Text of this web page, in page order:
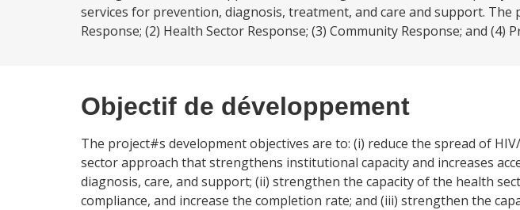
services for prevention, diagnosis, treatment, and care and support. The
Response; (2) Health Sector Response; (3) Community Response; and (4)
Objectif de développement
The project#s development objectives are to: (i) reduce the spread of
sector approach that strengthens institutional capacity and increases
diagnosis, care, and support; (ii) strengthen the capacity of the health
compliance, and increase the completion rate; and (iii) strengthen the